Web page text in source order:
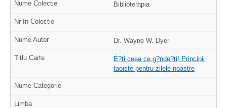
Biblioterapia
Dr. Wayne W. Dyer
E?ti ceea ce g?nde?ti! Principii
taoiste pentru zilele noastre